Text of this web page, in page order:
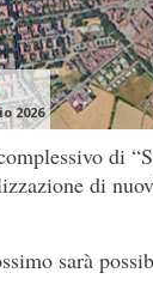
2026
di
di
sarà